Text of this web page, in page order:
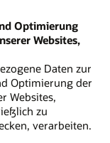
Optimierung
Websites,
Daten zur
Optimierung der
Websites,
zu
verarbeiten.